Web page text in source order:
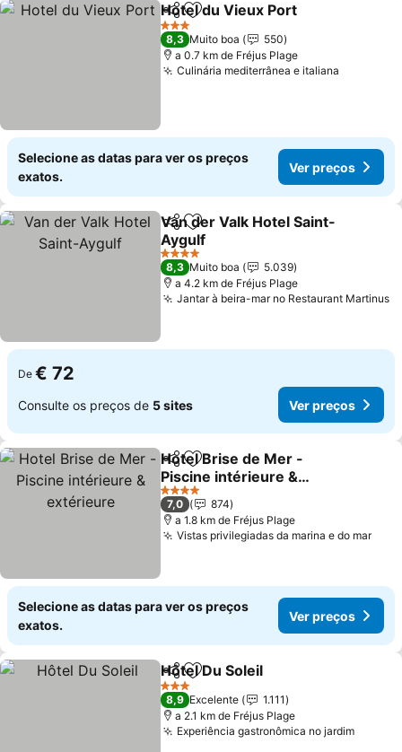
PartilharAdicionar aos favoritos
Hotel du Vieux Port
3 Estrelas
8,3 Muito boa
550
a 0.7 km de Fréjus Plage
Culinária mediterrânea e italiana
Selecione as datas para ver os preços
exatos.
Ver preços
PartilharAdicionar aos favoritos
Van der Valk Hotel Saint-
Aygulf
Ver preços
4 Estrelas
8,3 Muito boa
5.039
a 4.2 km de Fréjus Plage
Jantar à beira-mar no Restaurant Martinus
De € 72
Consulte os preços de 5 sites Ver preços
PartilharAdicionar aos favoritos
Hotel Brise de Mer -
Piscine intérieure &
extérieure
Ver preços
4 Estrelas
7,0
874
a 1.8 km de Fréjus Plage
Vistas privilegiadas da marina e do marVer
Selecione as datas para ver os preços
exatos.
Ver preços
PartilharAdicionar aos favoritos
Hôtel Du Soleil
3 Estrelas
8,9 Excelente
1.111
a 2.1 km de Fréjus Plage
Experiência gastronômica no jardimVer